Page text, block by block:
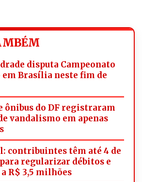
disputa Campeonato
Brasília neste fim de
ônibus do DF registraram
vandalismo em apenas
contribuintes têm até 4 de
regularizar débitos e
R$ 3,5 milhões